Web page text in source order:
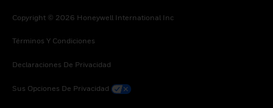
Copyright © 2026 Honeywell International Inc
Términos Y Condiciones
Declaraciones De Privacidad
Sus Opciones De Privacidad